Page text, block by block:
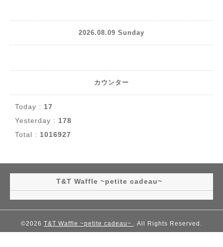
2026.08.09 Sunday
カウンター
Today : 17
Yesterday : 178
Total : 1016927
T&T Waffle ~petite cadeau~
©2026 T&T Waffle ~petite cadeau~ . All Rights Reserved.